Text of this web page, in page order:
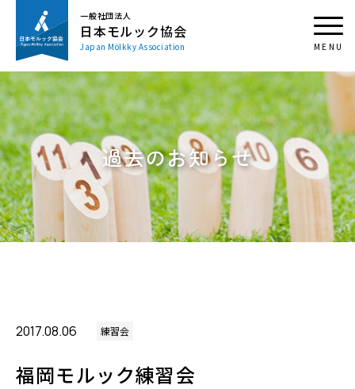
一般社団法人
日本モルック協会
Japan Mölkky Association
過去のお知らせ
2017.08.06 練習会
福岡モルック練習会